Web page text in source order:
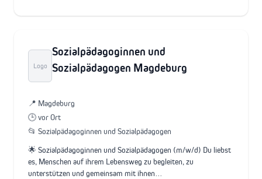
Logo
Sozialpädagoginnen und
Sozialpädagogen Magdeburg
📍 Magdeburg
🕒 vor Ort
📂 Sozialpädagoginnen und Sozialpädagogen
🌟 Sozialpädagoginnen und Sozialpädagogen (m/w/d) Du liebst
es, Menschen auf ihrem Lebensweg zu begleiten, zu
unterstützen und gemeinsam mit ihnen…